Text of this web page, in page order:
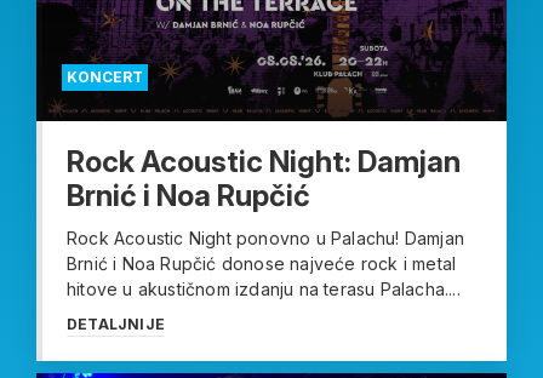
KONCERT
Rock Acoustic Night: Damjan
Brnić i Noa Rupčić
Rock Acoustic Night ponovno u Palachu! Damjan
Brnić i Noa Rupčić donose najveće rock i metal
hitove u akustičnom izdanju na terasu Palacha....
DETALJNIJE